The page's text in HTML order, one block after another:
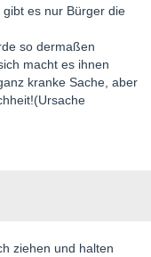
es nur Bürger die
so dermaßen
macht es ihnen
kranke Sache, aber
ziehen und halten